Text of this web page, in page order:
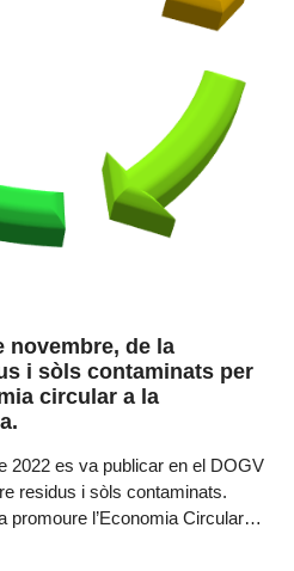
novembre, de la
i sòls contaminats per
circular a la
2022 es va publicar en el DOGV
residus i sòls contaminats.
promoure l’Economia Circular…